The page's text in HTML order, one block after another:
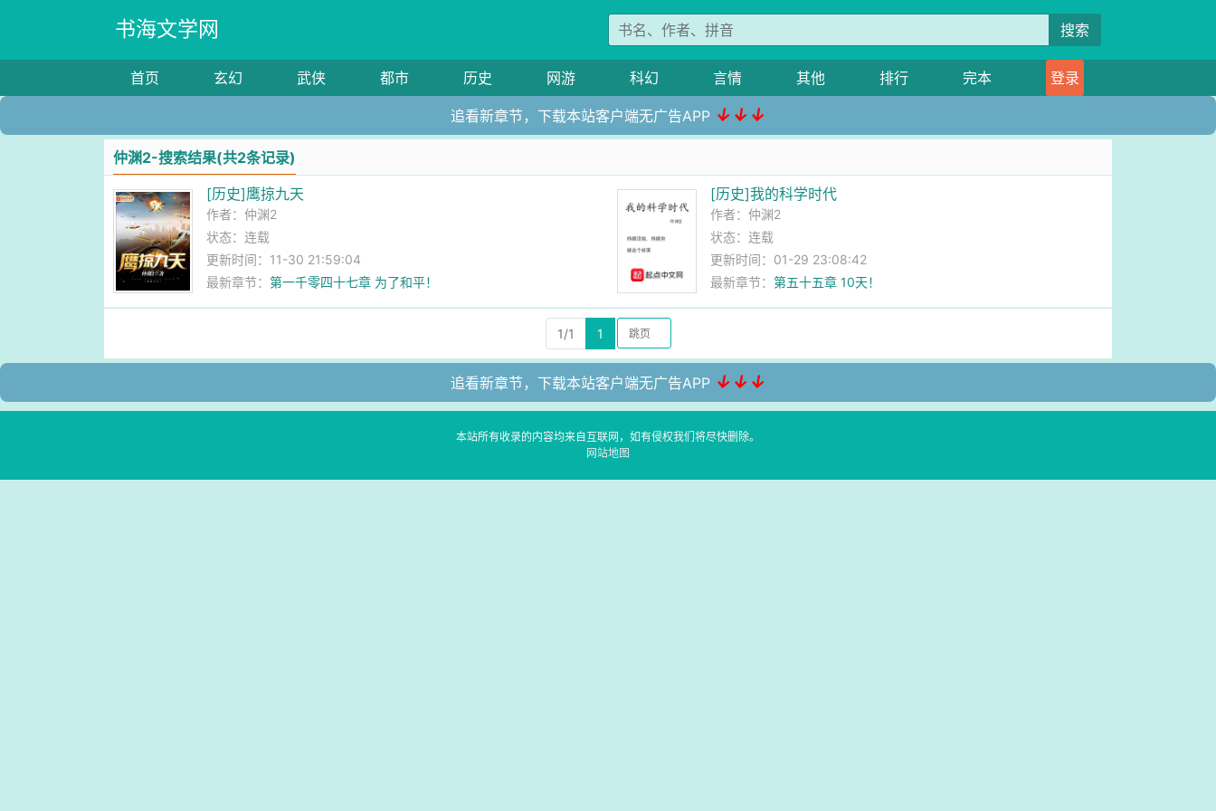
书海文学网 搜索
首页 玄幻 武侠 都市 历史 网游 科幻 言情 其他 排行 完本 登录
追看新章节，下载本站客户端无广告APP ↓↓↓
仲渊2-搜索结果(共2条记录)
[历史]鹰掠九天
作者：仲渊2
状态：连载
更新时间：11-30 21:59:04
最新章节：第一千零四十七章 为了和平！
[历史]我的科学时代
作者： 仲渊2
状态：连载
更新时间：01-29 23:08:42
最新章节： 第五十五章 10天！
1/1 1
追看新章节，下载本站客户端无广告APP ↓↓↓
本站所有收录的内容均来自互联网，如有侵权我们将尽快删除。
网站地图